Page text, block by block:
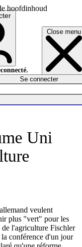
hoofdinhoud
Close menu
Se connecter
Uni
veulent
plus "vert" pour les
l'agriculture Fischler
conférence d'un jour